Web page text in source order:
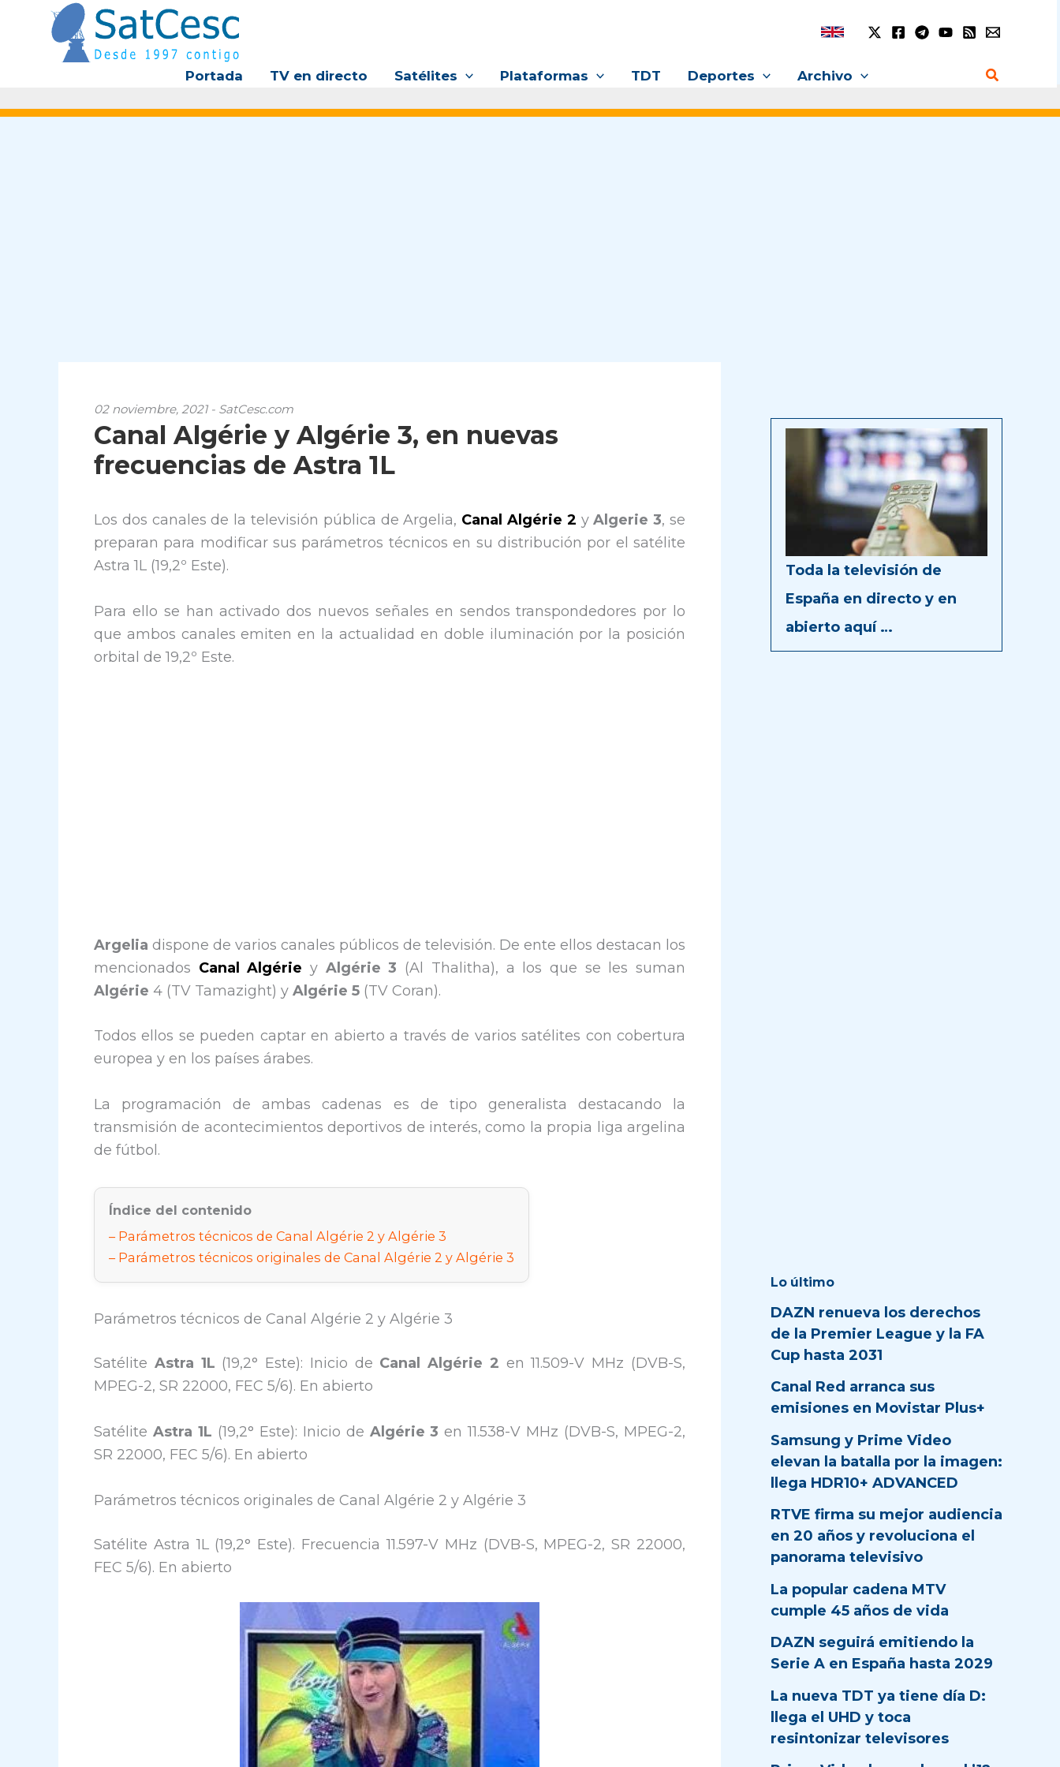
contenido
Portada TV en directo Satélites Plataformas TDT Deportes Archivo Buscar
02 noviembre, 2021 - SatCesc.com
Canal Algérie y Algérie 3, en nuevas
frecuencias de Astra 1L
Los dos canales de la televisión pública de Argelia, Canal Algérie 2 yAlgerie 3, se
preparan para modificar sus parámetros técnicos en su distribución por el satélite
Astra 1L (19,2º Este).
Para ello se han activado dos nuevos señales en sendos transpondedores por lo
que ambos canales emiten en la actualidad en doble iluminación por la posición
orbital de 19,2º Este.
Argelia dispone de varios canales públicos de televisión. De ente ellos destacan los
mencionados Canal Algérie y Algérie 3 (Al Thalitha), a los que se les suman
Algérie 4 (TV Tamazight) y Algérie 5 (TV Coran).
Todos ellos se pueden captar en abierto a través de varios satélites con cobertura
europea y en los países árabes.
La programación de ambas cadenas es de tipo generalista destacando la
transmisión de acontecimientos deportivos de interés, como la propia liga argelina
de fútbol.
Índice del contenido
Parámetros técnicos de Canal Algérie 2 y Algérie 3
Parámetros técnicos originales de Canal Algérie 2 y Algérie 3
Parámetros técnicos de Canal Algérie 2 y Algérie 3
Satélite Astra 1L (19,2° Este): Inicio de Canal Algérie 2 en 11.509-V MHz (DVB-S,
MPEG-2, SR 22000, FEC 5/6). En abierto
Satélite Astra 1L (19,2° Este): Inicio de Algérie 3 en 11.538-V MHz (DVB-S, MPEG-2,
SR 22000, FEC 5/6). En abierto
Parámetros técnicos originales de Canal Algérie 2 y Algérie 3
Satélite Astra 1L (19,2° Este). Frecuencia 11.597-V MHz (DVB-S, MPEG-2, SR 22000,
FEC 5/6). En abierto
Toda la televisión de
España en directo y en
abierto aquí …
Lo último
DAZN renueva los derechos
de la Premier League y la FA
Cup hasta 2031
Canal Red arranca sus
emisiones en Movistar Plus+
Samsung y Prime Video
elevan la batalla por la imagen:
llega HDR10+ ADVANCED
RTVE firma su mejor audiencia
en 20 años y revoluciona el
panorama televisivo
La popular cadena MTV
cumple 45 años de vida
DAZN seguirá emitiendo la
Serie A en España hasta 2029
La nueva TDT ya tiene día D:
llega el UHD y toca
resintonizar televisores